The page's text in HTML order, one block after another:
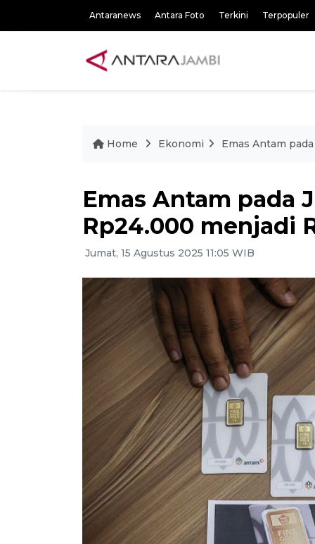
Antaranews Antara Foto Terkini Terpopuler
Home Ekonomi Emas Antam
Emas Antam pada
Rp24.000 menjadi
Jumat, 15 Agustus 2025 11:05 WIB